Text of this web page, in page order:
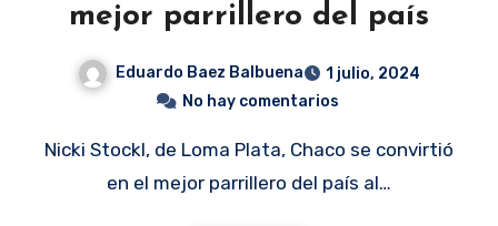
mejor parrillero del país
Eduardo Baez Balbuena
1 julio, 2024
No hay comentarios
Nicki Stockl, de Loma Plata, Chaco se convirtió
en el mejor parrillero del país al…